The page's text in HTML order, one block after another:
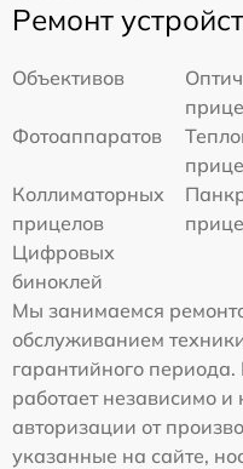
Ремонт
Объективов
Фотоаппаратов
Коллиматорных
прицелов
Цифровых
биноклей
Мы занимаемся
обслуживанием
гарантийного
работает независимо
авторизации от
указанные на сайте,